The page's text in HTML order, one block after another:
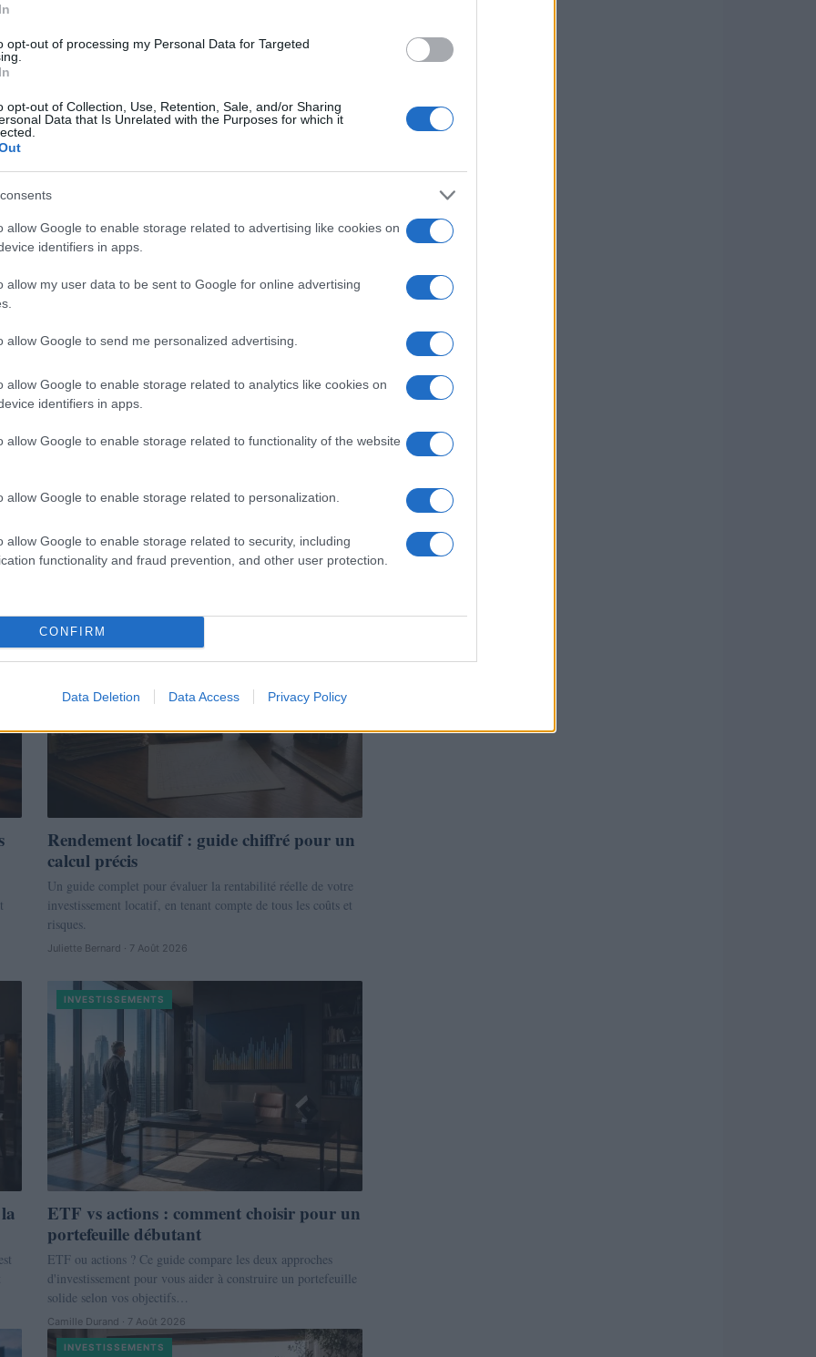
opt-out of processing my Personal Data for Targeted
opt-out of Collection, Use, Retention, Sale, and/or Sharing
Data that Is Unrelated with the Purposes for which it
allow Google to enable storage related to advertising like cookies on
identifiers in apps.
allow my user data to be sent to Google for online advertising
allow Google to send me personalized advertising.
allow Google to enable storage related to analytics like cookies on
identifiers in apps.
allow Google to enable storage related to functionality of the website
allow Google to enable storage related to personalization.
allow Google to enable storage related to security, including
functionality and fraud prevention, and other user protection.
CONFIRM
Data Deletion Data Access Privacy Policy
NEWS
Brent chute de 8,3% : les matières
Brent à 88,9$ (-8,3%) : le pétrole et l'or corrigent en août
INVESTISSEMENTS
Rendement locatif : guide chiffré pour un
calcul précis
Un guide complet pour évaluer la rentabilité réelle de votre
investissement locatif, en tenant compte de tous les coûts et
risques.
Juliette Bernard · 7 Août 2026
INVESTISSEMENTS
ETF vs actions : comment choisir pour un
portefeuille débutant
ETF ou actions ? Ce guide compare les deux approches
d'investissement pour vous aider à construire un portefeuille
solide selon vos objectifs…
Camille Durand · 7 Août 2026
INVESTISSEMENTS